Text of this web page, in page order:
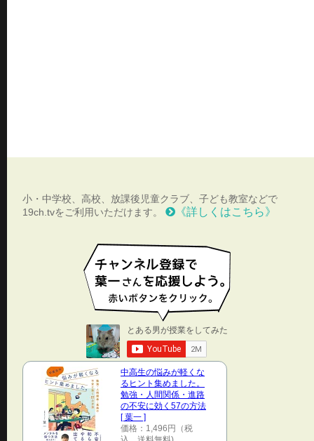
小・中学校、高校、放課後児童クラブ、子ども教室などで
19ch.tvをご利用いただけます。
《詳しくはこちら》
中高生の悩みが軽くな
るヒント集めました。
勉強・人間関係・進路
の不安に効く57の方法
[ 葉一 ]
価格：1,496円（税